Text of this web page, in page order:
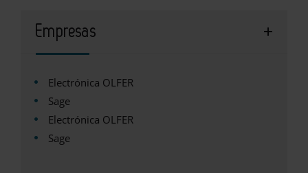
Empresas
Electrónica OLFER
Sage
Electrónica OLFER
Sage